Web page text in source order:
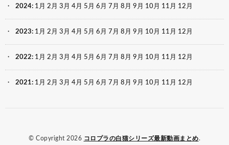
2024: 1月 2月 3月 4月 5月 6月 7月 8月 9月 10月 11月 12月
2023: 1月 2月 3月 4月 5月 6月 7月 8月 9月 10月 11月 12月
2022: 1月 2月 3月 4月 5月 6月 7月 8月 9月 10月 11月 12月
2021: 1月 2月 3月 4月 5月 6月 7月 8月 9月 10月 11月 12月
© Copyright 2026 コロプラの白猫シリーズ最新動画まとめ.